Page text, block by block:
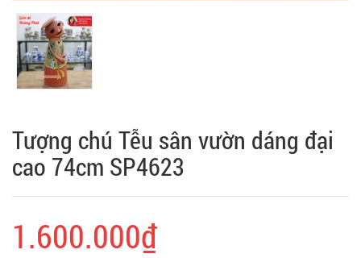
Tượng chú Tễu sân vườn dáng đại
cao 74cm SP4623
1.600.000₫